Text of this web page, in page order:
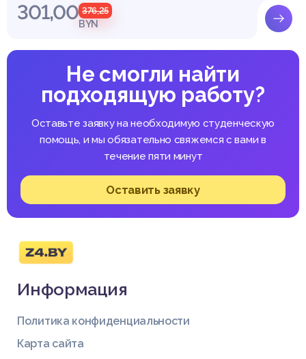
301,00 376,25
BYN
Не смогли найти
подходящую работу?
Оставьте заявку на необходимую студенческую
помощь, и мы обязательно свяжемся с вами в
течение пяти минут
Оставить заявку
Информация
Политика конфиденциальности
Карта сайта